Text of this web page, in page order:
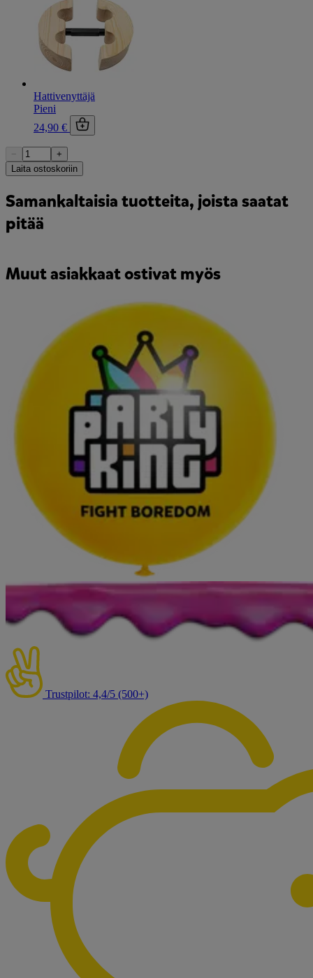
Hattivenyttäjä
Pieni
24,90 €
−
+
Laita ostoskoriin
Samankaltaisia tuotteita, joista saatat
pitää
Muut asiakkaat ostivat myös
Trustpilot: 4,4/5 (500+)